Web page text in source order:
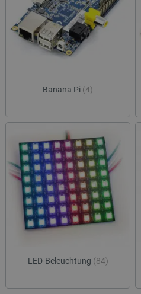
Banana Pi (4)
LED-Beleuchtung (84)